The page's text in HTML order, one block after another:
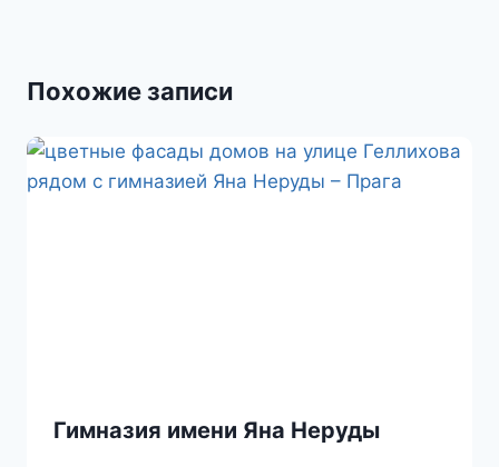
n
ь
Похожие записи
Гимназия имени Яна Неруды